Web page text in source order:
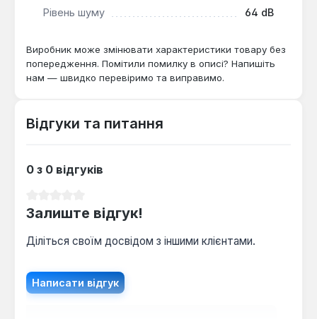
Рівень шуму 64 dB
Виробник може змінювати характеристики товару без
попередження. Помітили помилку в описі? Напишіть
нам — швидко перевіримо та виправимо.
Відгуки та питання
0 з 0 відгуків
Залиште відгук!
Діліться своїм досвідом з іншими клієнтами.
Написати відгук